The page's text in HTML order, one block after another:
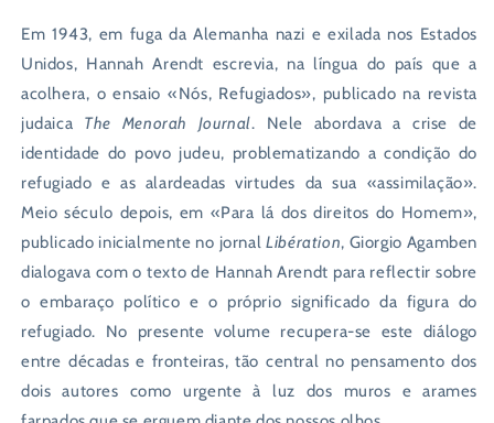
Em 1943, em fuga da Alemanha nazi e exilada nos Estados
Unidos, Hannah Arendt escrevia, na língua do país que a
acolhera, o ensaio «Nós, Refugiados», publicado na revista
judaica The Menorah Journal. Nele abordava a crise de
identidade do povo judeu, problematizando a condição do
refugiado e as alardeadas virtudes da sua «assimilação».
Meio século depois, em «Para lá dos direitos do Homem»,
publicado inicialmente no jornalLibération, Giorgio Agamben
dialogava com o texto de Hannah Arendt para reflectir sobre
o embaraço político e o próprio significado da figura do
refugiado. No presente volume recupera-se este diálogo
entre décadas e fronteiras, tão central no pensamento dos
dois autores como urgente à luz dos muros e arames